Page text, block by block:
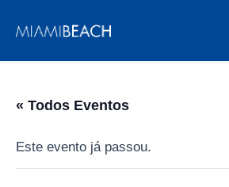
para
« Todos Eventos
Este evento já passou.